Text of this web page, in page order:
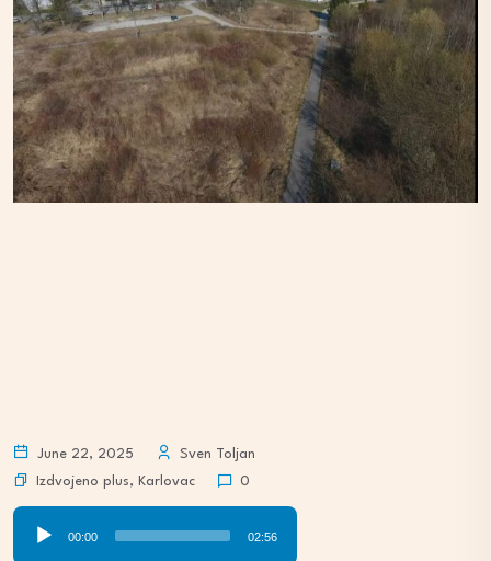
June 22, 2025
Sven Toljan
Izdvojeno plus, Karlovac 0
Audio
Player
00:00 02:56